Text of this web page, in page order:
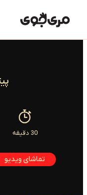
30 دقیقه
تماشای ویدیو